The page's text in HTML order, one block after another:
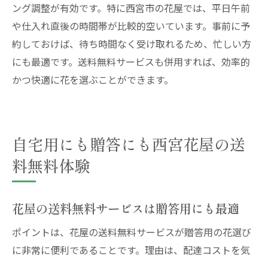
ング調整が有効です。特に西宮市の花屋では、平日午前
や仕入れ直後の時間帯が比較的空いています。事前に予
約しておけば、待ち時間なく受け取れるため、忙しい方
にも最適です。送料無料サービスも併用すれば、効率的
かつ快適に花を選ぶことができます。
自宅用にも贈答にも西宮花屋の送
料無料体験
花屋の送料無料サービスは贈答用にも最適
ポイントは、花屋の送料無料サービスが贈答用の花選び
に非常に便利であることです。理由は、配達コストを気